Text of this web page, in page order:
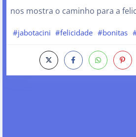
nos mostra o caminho para a
#jabotacini #felicidade #bonitas